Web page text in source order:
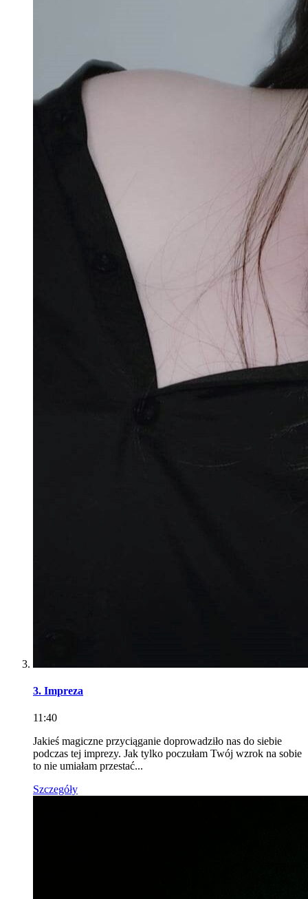
3. Impreza
11:40
Jakieś magiczne przyciąganie doprowadziło nas do siebie
podczas tej imprezy. Jak tylko poczułam Twój wzrok na sobie
to nie umiałam przestać...
Szczegóły